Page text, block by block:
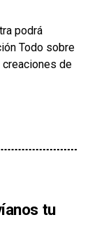
podrá
Todo sobre
creaciones de
tu